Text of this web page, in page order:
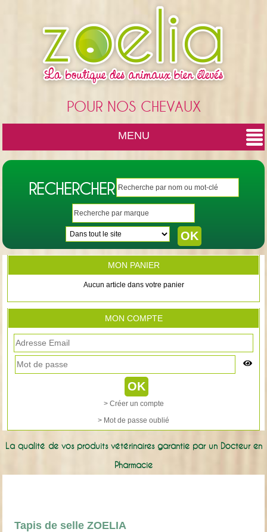
POUR NOS CHEVAUX
MENU
RECHERCHER
MON PANIER
Aucun article dans votre panier
MON COMPTE
> Créer un compte
> Mot de passe oublié
La qualité de vos produits vétérinaires garantie par un Docteur en
Pharmacie
Tapis de selle ZOELIA